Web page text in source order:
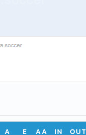
A E AA IN OUT